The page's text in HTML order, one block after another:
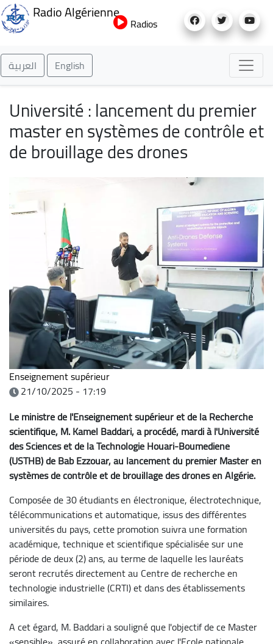
au
Radio Algérienne
Radios
العربية English
Université : lancement du premier
master en systèmes de contrôle et
de brouillage des drones
Enseignement supérieur
21/10/2025 - 17:19
Le ministre de l'Enseignement supérieur et de la Recherche
scientifique, M. Kamel Baddari, a procédé, mardi à l'Université
des Sciences et de la Technologie Houari-Boumediene
(USTHB) de Bab Ezzouar, au lancement du premier Master en
systèmes de contrôle et de brouillage des drones en Algérie.
Composée de 30 étudiants en électronique, électrotechnique,
télécommunications et automatique, issus des différentes
universités du pays, cette promotion suivra une formation
académique, technique et scientifique spécialisée sur une
période de deux (2) ans, au terme de laquelle les lauréats
seront recrutés directement au Centre de recherche en
technologie industrielle (CRTI) et dans des établissements
similaires.
A cet égard, M. Baddari a souligné que l'objectif de ce Master